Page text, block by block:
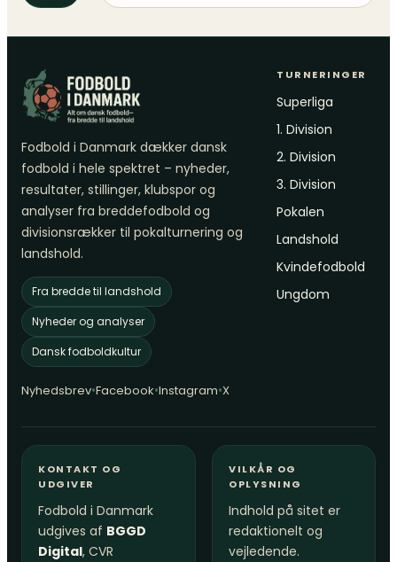
Fodbold i Danmark dækker dansk
fodbold i hele spektret – nyheder,
resultater, stillinger, klubspor og
analyser fra breddefodbold og
divisionsrækker til pokalturnering og
landshold.
Fra bredde til landshold
Nyheder og analyser
Dansk fodboldkultur
Nyhedsbrev•Facebook•Instagram•X
TURNERINGER
Superliga
1. Division
2. Division
3. Division
Pokalen
Landshold
Kvindefodbold
Ungdom
KONTAKT OG
UDGIVER
Fodbold i Danmark
udgives af BGGD
Digital, CVR
VILKÅR OG
OPLYSNING
Indhold på sitet er
redaktionelt og
vejledende.